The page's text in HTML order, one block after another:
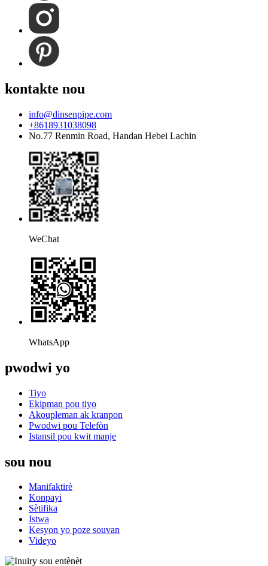
kontakte nou
info@dinsenpipe.com
+8618931038098
No.77 Renmin Road, Handan Hebei Lachin
WeChat
WhatsApp
pwodwi yo
Tiyo
Ekipman pou tiyo
Akoupleman ak kranpon
Pwodwi pou Telefòn
Istansil pou kwit manje
sou nou
Manifaktirè
Konpayi
Sètifika
Istwa
Kesyon yo poze souvan
Videyo